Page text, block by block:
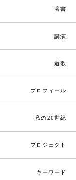
著書
講演
道歌
プロフィール
私の20世紀
プロジェクト
キーワード